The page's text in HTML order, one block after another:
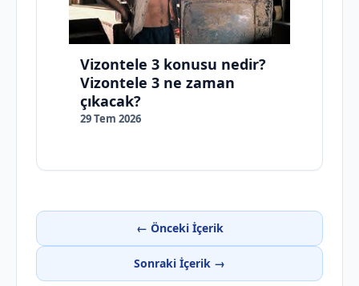
Vizontele 3 konusu nedir?
Vizontele 3 ne zaman
çıkacak?
29 Tem 2026
← Önceki İçerik
Sonraki İçerik →